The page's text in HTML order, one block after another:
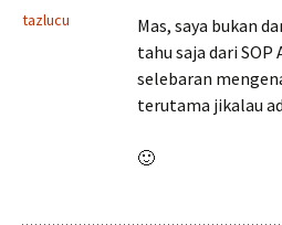
tazlucu
Mas, saya bukan
tahu saja dari SOP
selebaran
terutama jikalau
🙂